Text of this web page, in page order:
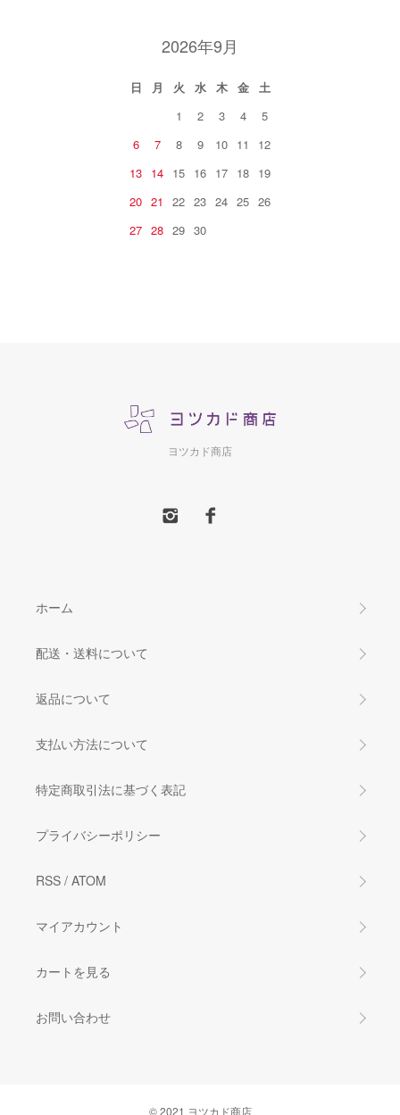
2026年9月
日 月 火 水 木 金
土
1
2 3 4
5
6
7 8 9 10 11
12
13 14 15 16 17 18 19
20 21 22 23 24 25 26
27 28 29 30
ヨツカド商店
ホーム
配送・送料について
返品について
支払い方法について
特定商取引法に基づく表記
プライバシーポリシー
RSS / ATOM
マイアカウント
カートを見る
お問い合わせ
©︎ 2021 ヨツカド商店